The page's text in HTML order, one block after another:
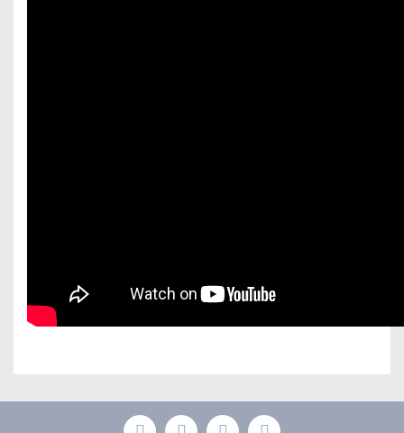
formunu kullanarak tarafımıza iletebilirsiniz.
Görüş ve önerileriniz için teşekkür ederiz.